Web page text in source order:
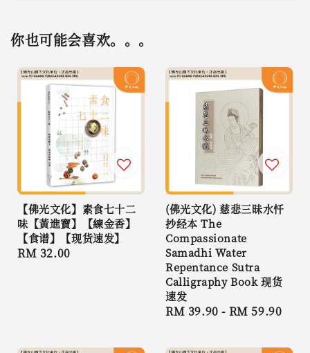
你也可能会喜欢。。。
【佛光文化】素食七十二
味【黃進寶】【練金香】
【食谱】【现货速发】
Regular
RM 32.00
(佛光文化) 慈悲三昧水忏
抄经本 The
Compassionate
Samadhi Water
Repentance Sutra
Calligraphy Book 现货
速发
Regular
RM 39.90 - RM 59.90